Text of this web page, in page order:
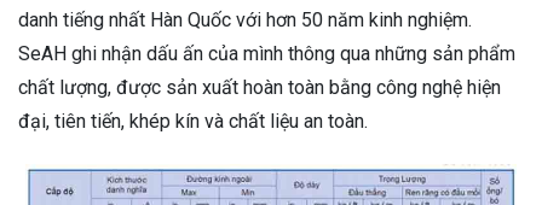
danh tiếng nhất Hàn Quốc với hơn 50 năm kinh nghiệm.
SeAH ghi nhận dấu ấn của mình thông qua những sản phẩm
chất lượng, được sản xuất hoàn toàn bằng công nghệ hiện
đại, tiên tiến, khép kín và chất liệu an toàn.